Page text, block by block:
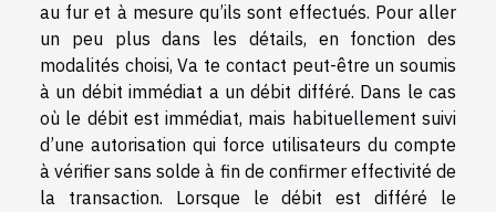
au fur et à mesure qu’ils sont effectués. Pour aller
un peu plus dans les détails, en fonction des
modalités choisi, Va te contact peut-être un soumis
à un débit immédiat a un débit différé. Dans le cas
où le débit est immédiat, mais habituellement suivi
d’une autorisation qui force utilisateurs du compte
à vérifier sans solde à fin de confirmer effectivité de
la transaction. Lorsque le débit est différé le